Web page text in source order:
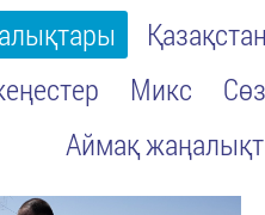
Микс
Аймақ